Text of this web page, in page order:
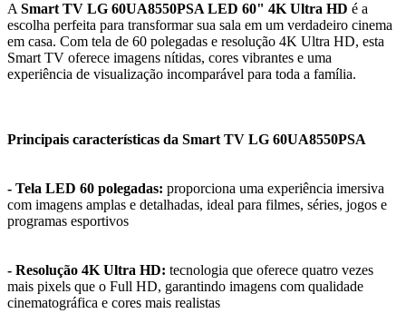
A Smart TV LG 60UA8550PSA LED 60" 4K Ultra HD é a
escolha perfeita para transformar sua sala em um verdadeiro cinema
em casa. Com tela de 60 polegadas e resolução 4K Ultra HD, esta
Smart TV oferece imagens nítidas, cores vibrantes e uma
experiência de visualização incomparável para toda a família.
Principais características da Smart TV LG 60UA8550PSA
- Tela LED 60 polegadas: proporciona uma experiência imersiva
com imagens amplas e detalhadas, ideal para filmes, séries, jogos e
programas esportivos
- Resolução 4K Ultra HD: tecnologia que oferece quatro vezes
mais pixels que o Full HD, garantindo imagens com qualidade
cinematográfica e cores mais realistas